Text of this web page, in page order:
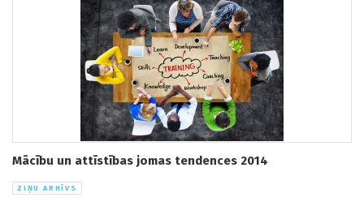
Mācību un attīstības jomas tendences 2014
ZIŅU ARHĪVS